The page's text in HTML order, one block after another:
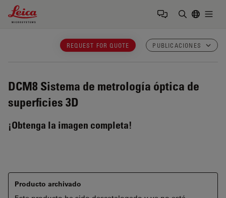
Leica Microsystems Logo
REQUEST FOR QUOTE PUBLICACIONES
DCM8 Sistema de metrología óptica de
superficies 3D
¡Obtenga la imagen completa!
Producto archivado